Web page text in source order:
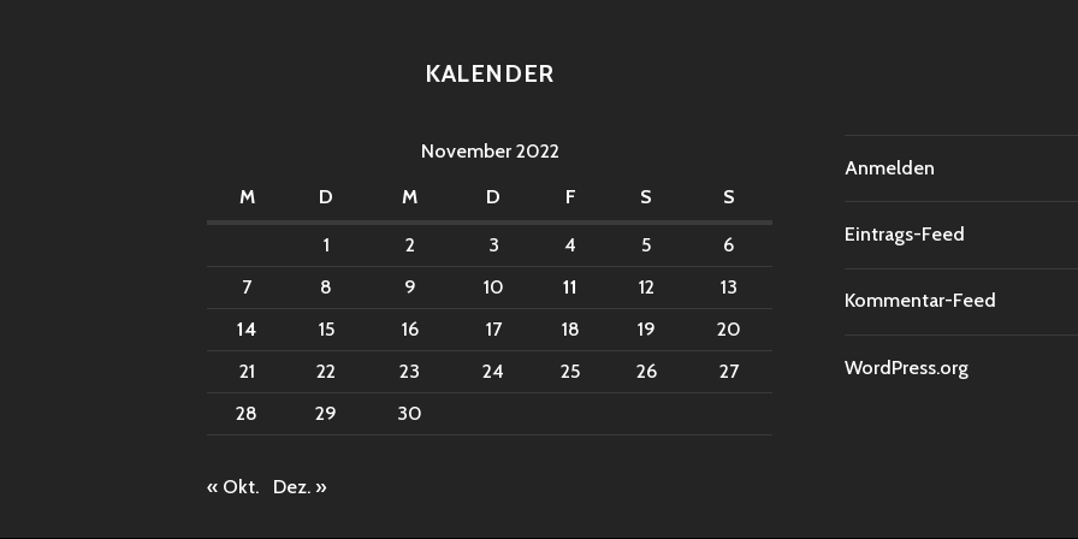
KALENDER
November 2022
M
D M D F S S
1 2 3 4 5
6
7
8 9 10 11 12
13
14
15 16 17 18 19
20
21
22 23 24 25 26
27
28
29 30
« Okt. Dez. »
Anmelden
Eintrags-Feed
Kommentar-Feed
WordPress.org